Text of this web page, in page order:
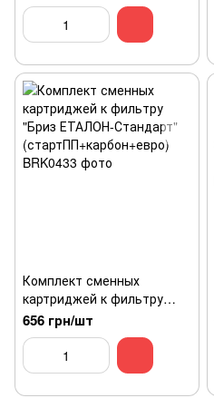
Комплект сменных
картриджей к фильтру
"Бриз ЕТАЛОН-Стандарт"
(стартПП+карбон+евро)
656 грн/шт